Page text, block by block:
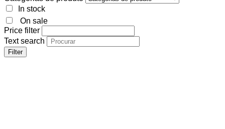
In stock
On sale
Price filter
Text search
Filter